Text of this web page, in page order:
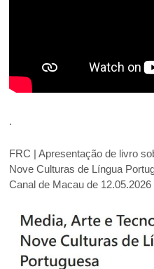
.
FRC | Apresentação de livro
Nove Culturas de Língua
Canal de Macau de 12.05.2026